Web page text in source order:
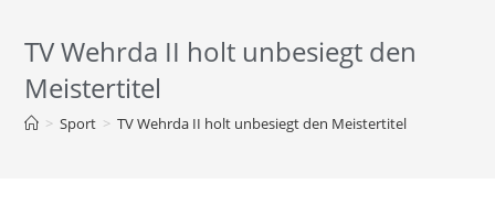
TV Wehrda II holt unbesiegt den
Meistertitel
> Sport > TV Wehrda II holt unbesiegt den Meistertitel